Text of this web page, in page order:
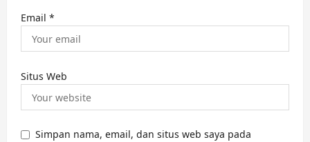
Email *
Situs Web
Simpan nama, email, dan situs web saya pada